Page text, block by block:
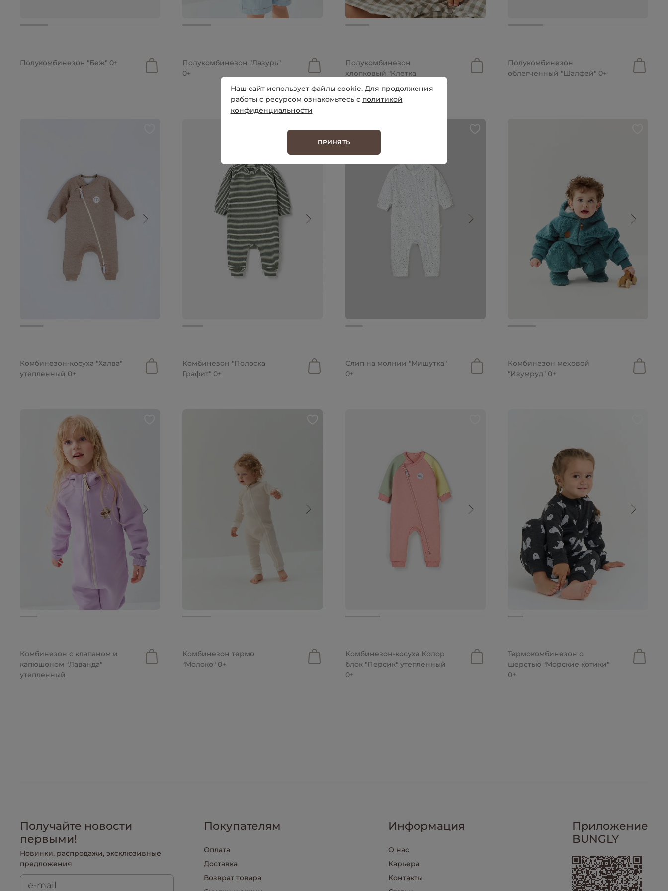
Полукомбинезон "Беж" 0+
Полукомбинезон "Лазурь"
0+
Полукомбинезон
хлопковый "Клетка
зеленая" 0+
Полукомбинезон
облегченный "Шалфей" 0+
Комбинезон-косуха "Халва"
утепленный 0+
Комбинезон "Полоска
Графит" 0+
Слип на молнии "Мишутка"
0+
Комбинезон меховой
"Изумруд" 0+
Комбинезон с клапаном и
капюшоном "Лаванда"
утепленный
Комбинезон термо
"Молоко" 0+
Комбинезон-косуха Колор
блок "Персик" утепленный
0+
Термокомбинезон с
шерстью "Морские котики"
0+
Получайте новости
первыми!
Новинки, распродажи, эксклюзивные
предложения
Покупателям
Оплата
Доставка
Возврат товара
Информация
О нас
Карьера
Контакты
Приложение
BUNGLY
Наш сайт использует файлы cookie. Для продолжения
работы с ресурсом ознакомьтесь с политикой
конфиденциальности
ПРИНЯТЬ